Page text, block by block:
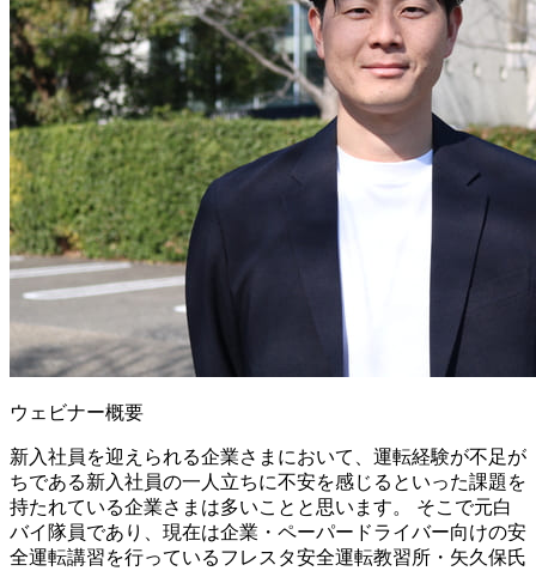
ウェビナー概要
新入社員を迎えられる企業さまにおいて、運転経験が不足が
ちである新入社員の一人立ちに不安を感じるといった課題を
持たれている企業さまは多いことと思います。 そこで元白
バイ隊員であり、現在は企業・ペーパードライバー向けの安
全運転講習を行っているフレスタ安全運転教習所・矢久保氏